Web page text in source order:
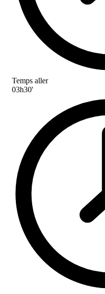
Temps aller
03h30'